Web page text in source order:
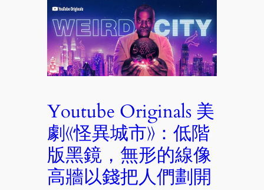
Youtube Originals 美
劇《怪異城市》：低階
版黑鏡，無形的線像
高牆以錢把人們劃開